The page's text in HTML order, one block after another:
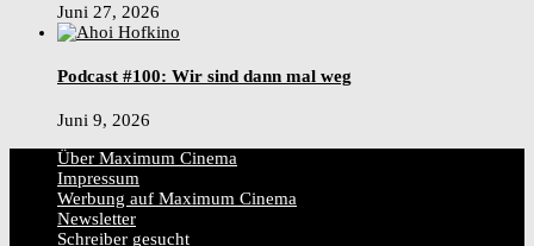
Juni 27, 2026
Podcast #100: Wir sind dann mal weg
Juni 9, 2026
Über Maximum Cinema
Impressum
Werbung auf Maximum Cinema
Newsletter
Schreiber gesucht